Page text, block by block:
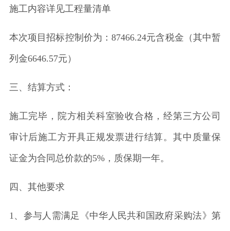
施工内容详见工程量清单
本次项目招标控制价为：87466.24元含税金（其中暂
列金6646.57元）
三、结算方式：
施工完毕，院方相关科室验收合格，经第三方公司
审计后施工方开具正规发票进行结算。其中质量保
证金为合同总价款的5%，质保期一年。
四、其他要求
1、参与人需满足《中华人民共和国政府采购法》第